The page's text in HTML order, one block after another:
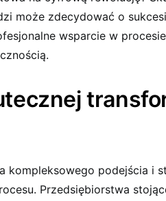
może zdecydować o
wsparcie w
kompleksowego podejścia i
Przedsiębiorstwa